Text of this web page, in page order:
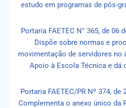
estudo em programas de pós-
Portaria FAETEC N° 365, de 06
Dispõe sobre normas e
movimentação de servidores no
Apoio à Escola Técnica e dá
Portaria FAETEC/PR Nº 374, de
Complementa o anexo único da